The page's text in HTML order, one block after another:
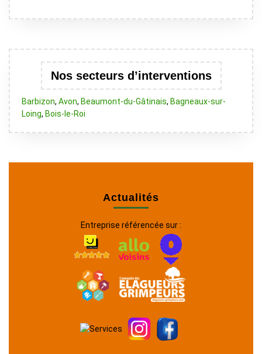
Nos secteurs d’interventions
Barbizon, Avon, Beaumont-du-Gâtinais, Bagneaux-sur-
Loing, Bois-le-Roi
Actualités
Entreprise référencée sur :